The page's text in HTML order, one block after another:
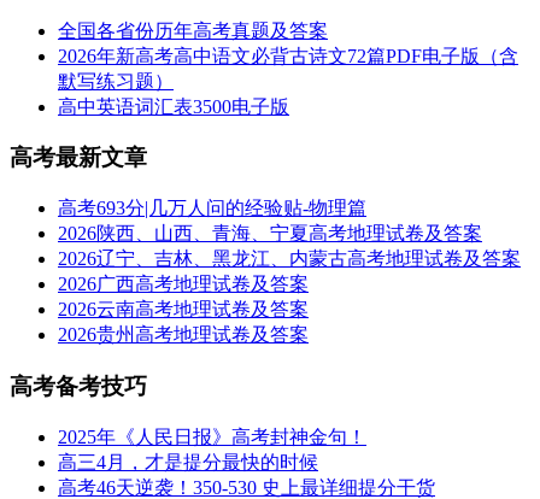
全国各省份历年高考真题及答案
2026年新高考高中语文必背古诗文72篇PDF电子版（含
默写练习题）
高中英语词汇表3500电子版
高考最新文章
高考693分|几万人问的经验贴-物理篇
2026陕西、山西、青海、宁夏高考地理试卷及答案
2026辽宁、吉林、黑龙江、内蒙古高考地理试卷及答案
2026广西高考地理试卷及答案
2026云南高考地理试卷及答案
2026贵州高考地理试卷及答案
高考备考技巧
2025年《人民日报》高考封神金句！
高三4月，才是提分最快的时候
高考46天逆袭！350-530 史上最详细提分干货